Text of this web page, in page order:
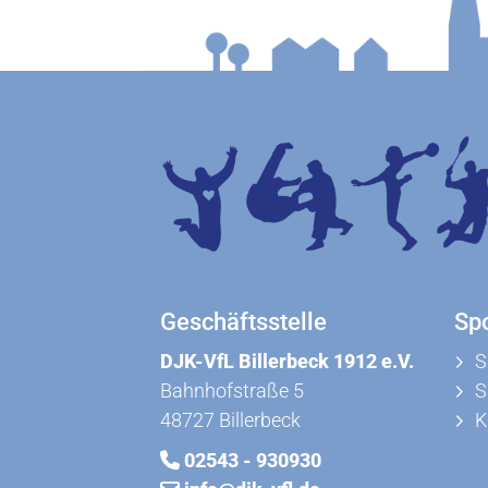
Geschäftsstelle
DJK-VfL Billerbeck 1912 e.V.
Bahnhofstraße 5
48727 Billerbeck
02543 - 930930